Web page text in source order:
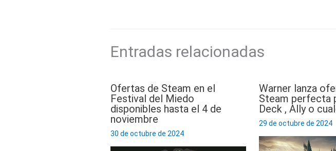
Entradas relacionadas
Ofertas de Steam en el
Festival del Miedo
disponibles hasta el 4 de
noviembre
30 de octubre de 2024
Warner lanza
Steam perfecta
Deck , Ally o
29 de octubre de 2024